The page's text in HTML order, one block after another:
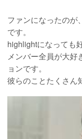
ファンになったのが
です。
highlightになっても
メンバー全員が大好
ョンです。
彼らのことたくさん